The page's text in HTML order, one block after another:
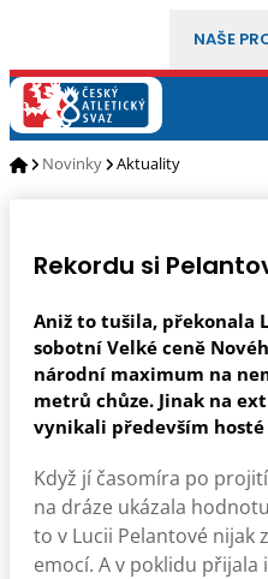
NAŠE
Novinky Aktuality
Rekordu si
Aniž to tušila, překonala
sobotní Velké ceně
národní maximum na
metrů chůze. Jinak na
vynikali především hosté
Když jí časomíra po
na dráze ukázala
to v Lucii Pelantové nijak
emocí. A v poklidu přijala